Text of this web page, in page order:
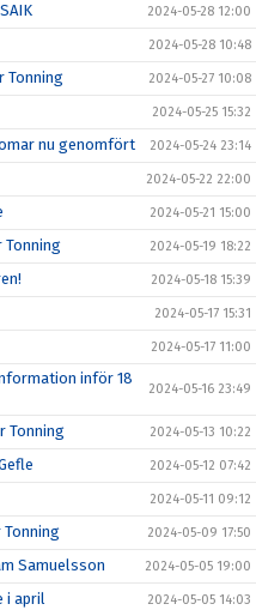
2024-05-28 12:00
2024-05-28 10:48
Tonning 2024-05-27 10:08
2024-05-25 15:32
nu genomfört 2024-05-24 23:14
2024-05-22 22:00
2024-05-21 15:00
Tonning 2024-05-19 18:22
2024-05-18 15:39
2024-05-17 15:31
2024-05-17 11:00
inför 18
2024-05-16 23:49
Tonning 2024-05-13 10:22
2024-05-12 07:42
2024-05-11 09:12
Tonning 2024-05-09 17:50
Samuelsson 2024-05-05 19:00
i april 2024-05-05 14:03